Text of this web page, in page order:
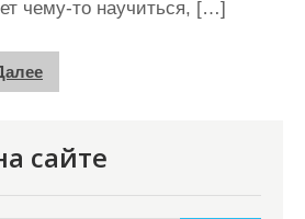
чему-то научиться, […]
сайте